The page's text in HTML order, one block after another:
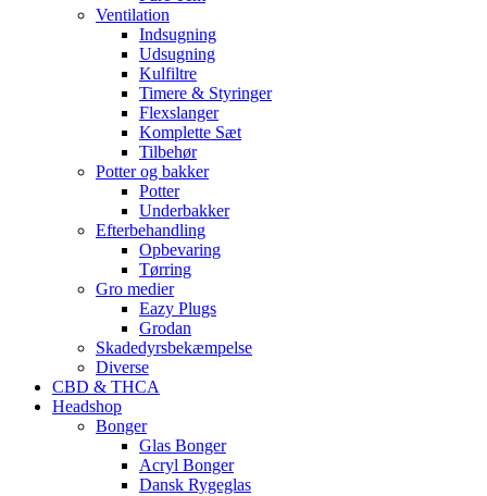
Ventilation
Indsugning
Udsugning
Kulfiltre
Timere & Styringer
Flexslanger
Komplette Sæt
Tilbehør
Potter og bakker
Potter
Underbakker
Efterbehandling
Opbevaring
Tørring
Gro medier
Eazy Plugs
Grodan
Skadedyrsbekæmpelse
Diverse
CBD & THCA
Headshop
Bonger
Glas Bonger
Acryl Bonger
Dansk Rygeglas